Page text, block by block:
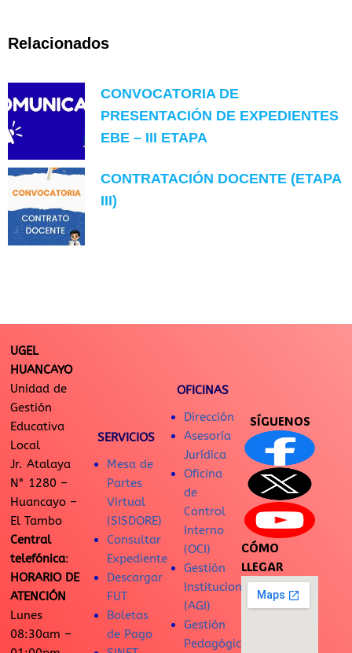
Relacionados
CONVOCATORIA DE
PRESENTACIÓN DE EXPEDIENTES
EBE – III ETAPA
CONTRATACIÓN DOCENTE (ETAPA
III)
UGEL
HUANCAYO
Unidad de
Gestión
Educativa
Local
Jr. Atalaya
N° 1280 –
Huancayo –
El Tambo
Central
telefónica:
HORARIO DE
ATENCIÓN
Lunes
08:30am –
SERVICIOS
Mesa de
Partes
Virtual
(SISDORE)
Consultar
Expediente
Descargar
FUT
Boletas
de Pago
OFICINAS
Dirección
Asesoría
Jurídica
Oficina
de
Control
Interno
(OCI)
Gestión
Institucional
(AGI)
Gestión
Pedagógica
SÍGUENOS
CÓMO
LLEGAR